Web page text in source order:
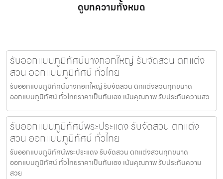
ดูบทความทั้งหมด
รับออกแบบภูมิทัศน์บางกอกใหญ่ รับจัดสวน ตกแต่ง
สวน ออกแบบภูมิทัศน์ ทั่วไทย
รับออกแบบภูมิทัศน์บางกอกใหญ่ รับจัดสวน ตกแต่งสวนทุกขนาด
ออกแบบภูมิทัศน์ ทั่วไทยราคาเป็นกันเอง เน้นคุณภาพ รับประกันความสว
รับออกแบบภูมิทัศน์พระประแดง รับจัดสวน ตกแต่ง
สวน ออกแบบภูมิทัศน์ ทั่วไทย
รับออกแบบภูมิทัศน์พระประแดง รับจัดสวน ตกแต่งสวนทุกขนาด
ออกแบบภูมิทัศน์ ทั่วไทยราคาเป็นกันเอง เน้นคุณภาพ รับประกันความ
สวย